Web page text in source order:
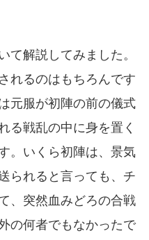
て解説してみました。
れるのはもちろんです
元服が初陣の前の儀式
る戦乱の中に身を置く
。いくら初陣は、景気
られると言っても、チ
、突然血みどろの合戦
の何者でもなかったで